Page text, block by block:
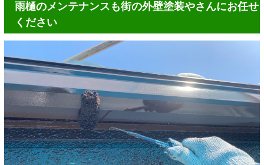
雨樋のメンテナンスも街の外壁塗装やさんにお任せ
ください